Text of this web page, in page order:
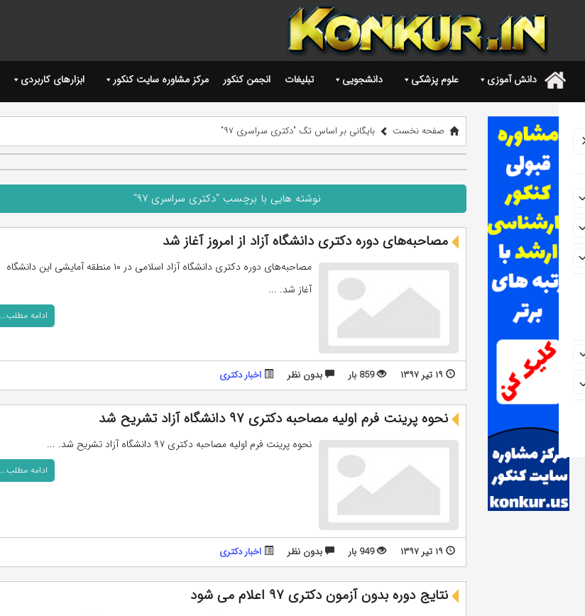
. دانش آموزی علوم پزشکی دانشجویی تبلیغات انجمن کنکور مرکز مشاوره سایت کنکور ابزارهای کاربردی
صفحه نخست بایگانی بر اساس تگ "دکتری سراسری ۹۷"
نوشته هایی با برچسب "دکتری سراسری ۹۷"
مصاحبه‌های دوره دکتری دانشگاه آزاد از امروز آغاز شد
مصاحبه‌های دوره دکتری دانشگاه آزاد اسلامی در ۱۰ منطقه آمایشی این دانشگاه
آغاز شد. ...
ادامه مطلب...
۱۹ تیر ۱۳۹۷ 859 بار بدون نظر اخبار دکتری
نحوه پرینت فرم اولیه مصاحبه دکتری ۹۷ دانشگاه آزاد تشریح شد
نحوه پرینت فرم اولیه مصاحبه دکتری ۹۷ دانشگاه آزاد تشریح شد. ...
ادامه مطلب...
۱۹ تیر ۱۳۹۷ 949 بار بدون نظر اخبار دکتری
نتایج دوره بدون آزمون دکتری ۹۷ اعلام می شود